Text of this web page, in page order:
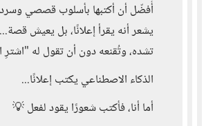
أُفضّل أن أكتبها بأسلوب قصصي
يشعر أنه يقرأ إعلانًا، بل يعيش
تشده، وتُقنعه دون أن تقول له "اشترِ
الذكاء الاصطناعي يكتب إعلانًا...
أما أنا، فأكتب شعورًا يقود لفعل 💡